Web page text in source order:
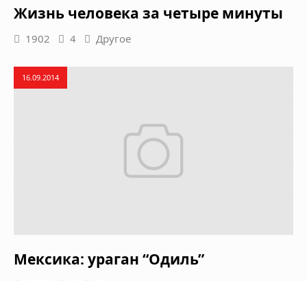
Жизнь человека за четыре минуты
1902 4 Другое
16.09.2014
Мексика: ураган “Одиль”